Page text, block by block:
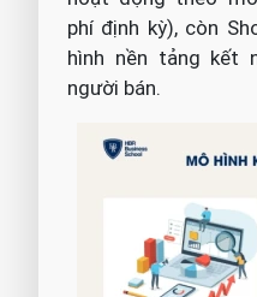
phí định kỳ), còn
hình nền tảng kết
người bán.